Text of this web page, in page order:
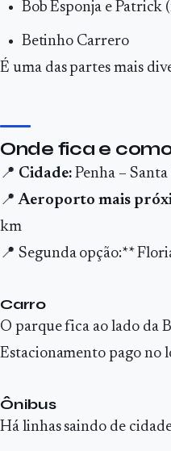
Bob Esponja e Patrick
Betinho Carrero
É uma das partes mais
Onde fica e
📍 Cidade: Penha –
📍Aeroporto mais
km
📍 Segunda opção:**
Carro
O parque fica ao lado da
Estacionamento pago no
Ônibus
Há linhas saindo de